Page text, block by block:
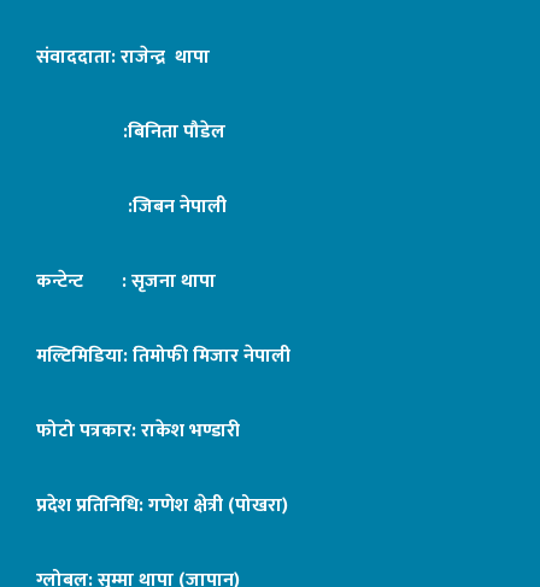
संवाददाता: राजेन्द्र थापा
:बिनिता पौडेल
:जिबन नेपाली
कन्टेन्ट : सृजना थापा
मल्टिमिडिया: तिमोफी मिजार नेपाली
फोटो पत्रकार: राकेश भण्डारी
प्रदेश प्रतिनिधि: गणेश क्षेत्री (पोखरा)
ग्लोबल: सुम्मा थापा (जापान)